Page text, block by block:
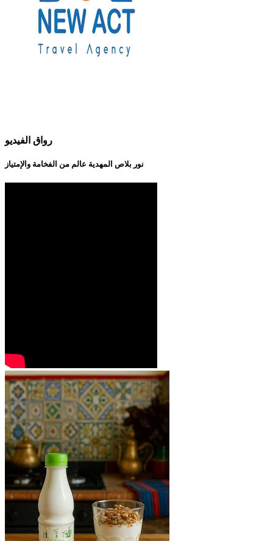
رواق الفيديو
نور بلاص المهدية عالم من الفخامة والإمتياز